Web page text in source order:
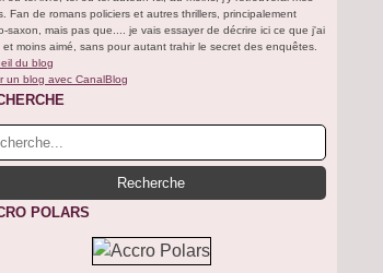
Fan de romans policiers et autres thrillers, principalement
saxon, mais pas que.... je vais essayer de décrire ici ce que j'ai
et moins aimé, sans pour autant trahir le secret des enquêtes.
du blog
un blog avec CanalBlog
POLARS